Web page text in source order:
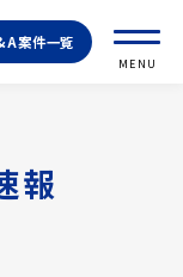
案件一覧
MENU
報